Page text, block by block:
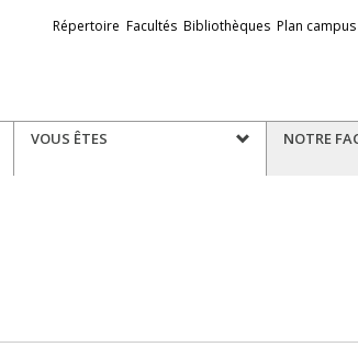
Liens
Répertoire Facultés Bibliothèques Plan campus
VOUS ÊTES NOTRE